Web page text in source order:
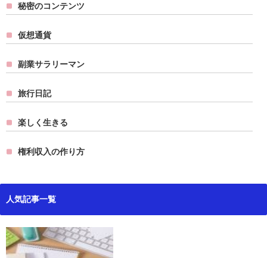
秘密のコンテンツ
仮想通貨
副業サラリーマン
旅行日記
楽しく生きる
権利収入の作り方
人気記事一覧